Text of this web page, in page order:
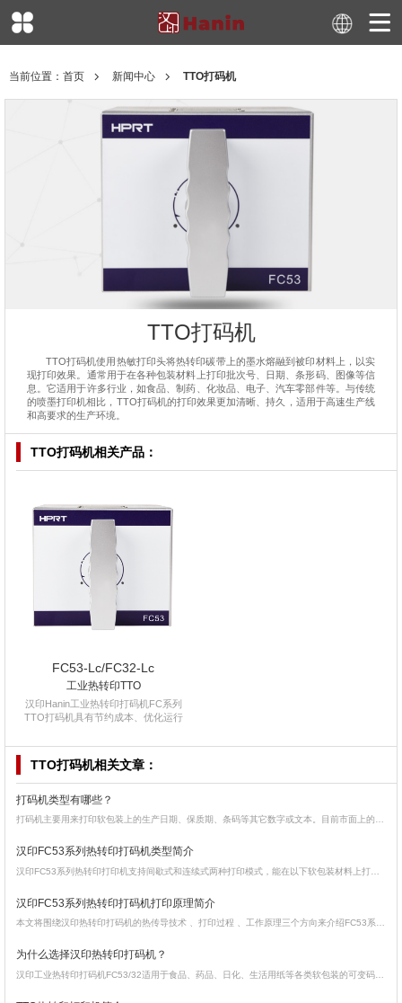
当前位置： 首页 新闻中心 TTO打码机
TTO打码机
TTO打码机使用热敏打印头将热转印碳带上的墨水熔融到被印材料上，以实
现打印效果。通常用于在各种包装材料上打印批次号、日期、条形码、图像等信
息。它适用于许多行业，如食品、制药、化妆品、电子、汽车零部件等。与传统
的喷墨打印机相比，TTO打码机的打印效果更加清晰、持久，适用于高速生产线
和高要求的生产环境。
TTO打码机相关产品：
FC53-Lc/FC32-Lc
工业热转印TTO
汉印Hanin工业热转印打码机FC系列
TTO打码机具有节约成本、优化运行
TTO打码机相关文章：
打码机类型有哪些？
汉印FC53系列热转印打码机类型简介
汉印FC53系列热转印打码机打印原理简介
本文将围绕汉印热转印打码机的热传导技术 、打印过程 、工作原理三个方向来介绍FC53系列热转印打码机的打印原理。
为什么选择汉印热转印打码机？